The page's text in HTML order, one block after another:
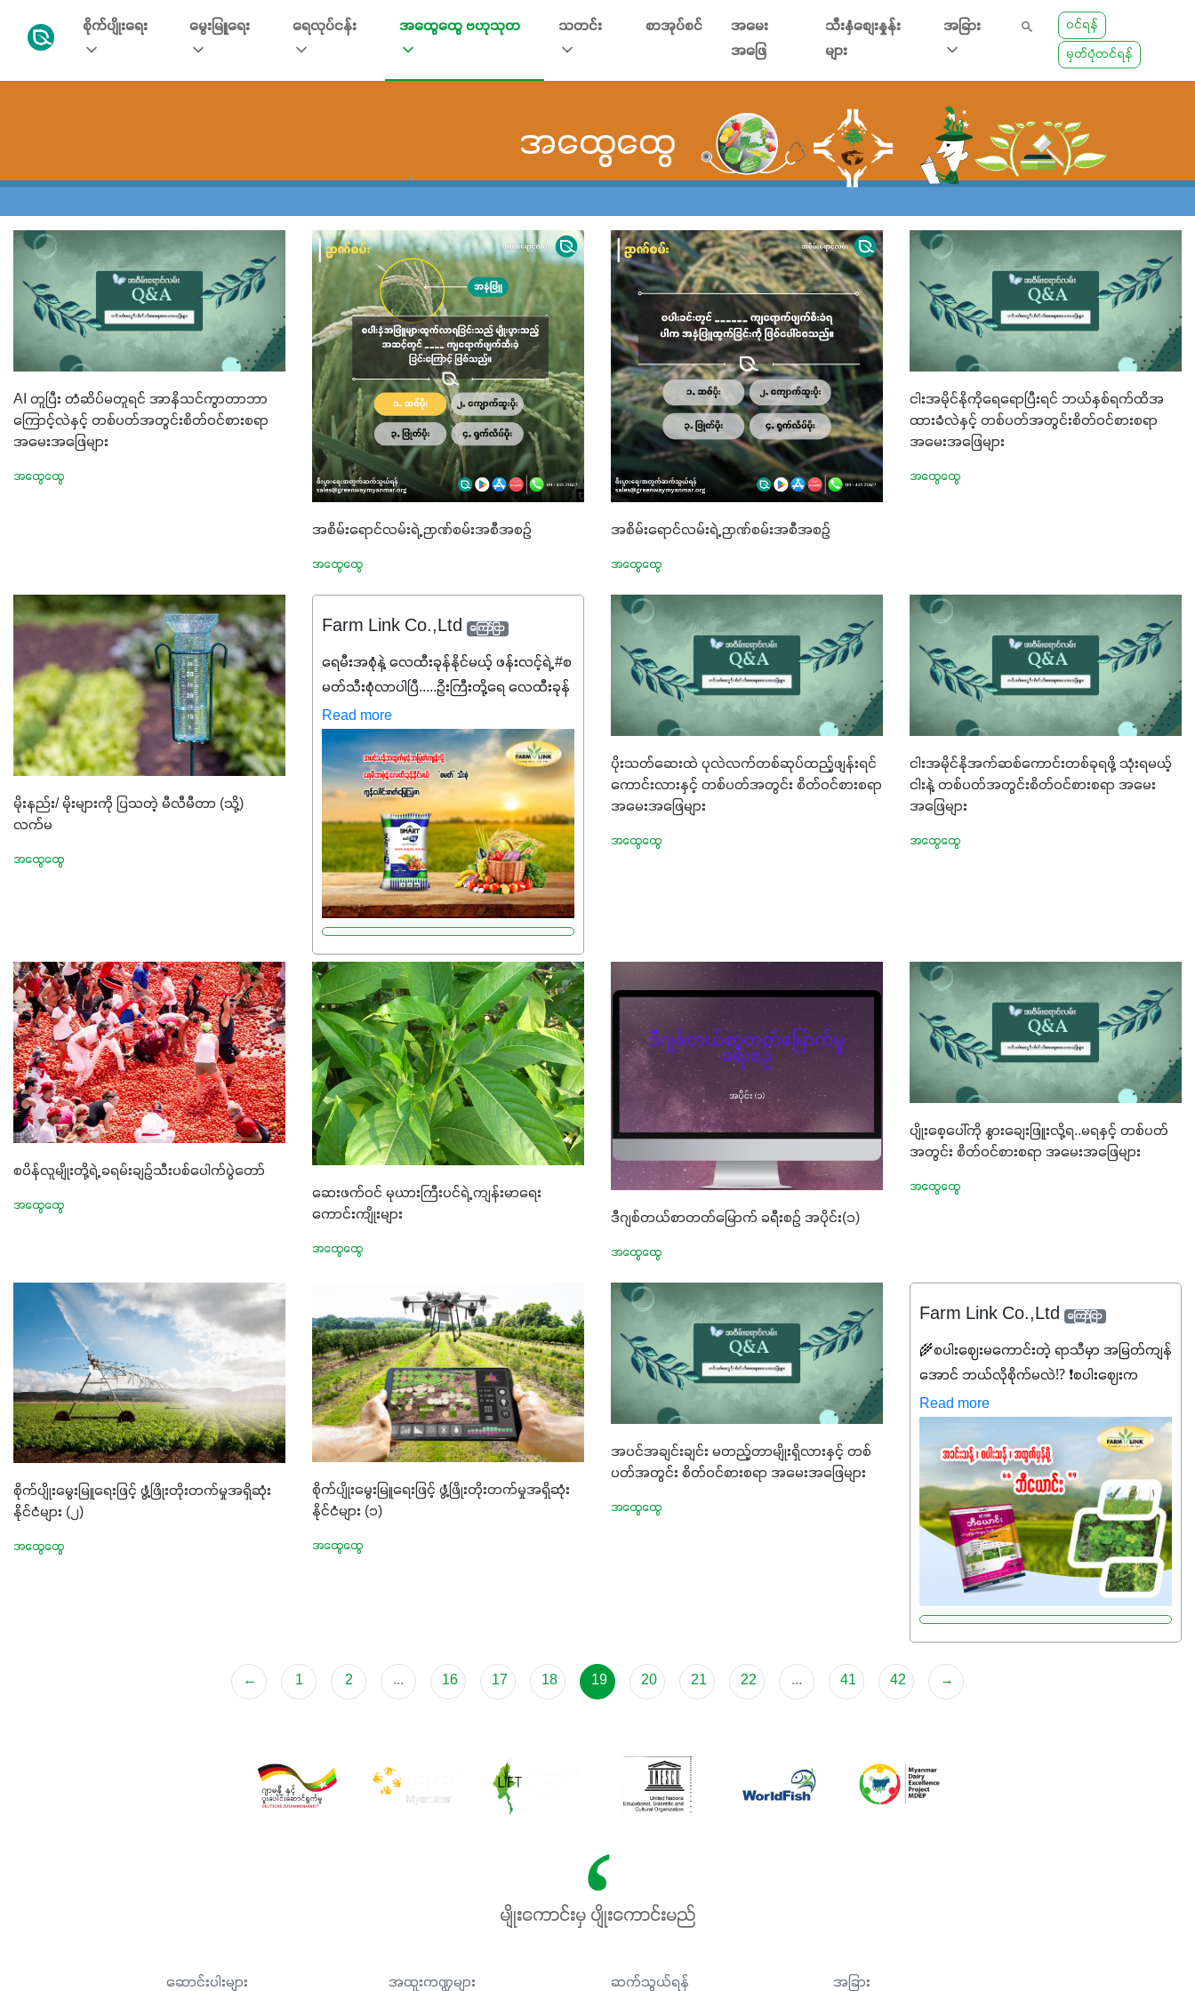
စိုက်ပျိုးရေး မွေးမြူရေး ရေလုပ်ငန်း အထွေထွေ ဗဟုသုတ သတင်း စာအုပ်စင်
အမေး
အဖြေ
သီးနှံစျေးနှုန်း
များ
အခြား
ဝင်ရန်
မှတ်ပုံတင်ရန်
အထွေထွေ
AI တူပြီး တံဆိပ်မတူရင် အာနိသင်ကွာတာဘာ
ကြောင့်လဲနှင့် တစ်ပတ်အတွင်းစိတ်ဝင်စားစရာ
အမေးအဖြေများ
အထွေထွေ
အစိမ်းရောင်လမ်းရဲ့ ဉာဏ်စမ်းအစီအစဉ်
အထွေထွေ
အစိမ်းရောင်လမ်းရဲ့ ဉာဏ်စမ်းအစီအစဉ်
အထွေထွေ
ငါးအမိုင်နိုကိုရေရောပြီးရင် ဘယ်နှစ်ရက်ထိအ
ထားခံလဲနှင့် တစ်ပတ်အတွင်းစိတ်ဝင်စားစရာ
အမေးအဖြေများ
အထွေထွေ
မိုးနည်း/ မိုးများကို ပြသတဲ့ မီလီမီတာ (သို့)
လက်မ
အထွေထွေ
Farm Link Co.,Ltd ကြော်ငြာ
ရေမီးအစုံနဲ့ လေထီးခုန်နိုင်မယ့် ဖန်းလင့်ရဲ့ #စ
မတ်သီးစုံလာပါပြီ.....ဦးကြီးတို့ရေ ‌လေထီးခုန်
ချင်ပေမယ့် စမတ်သီးစုံကို မသိသေးရင်တော့
ဒီစာလေးကို ဆက်ဖတ်‌ပေးပါ #စမတ်သီးစုံဆို
တာ အပင်တိုင်းအတွက် အဓိက
အာဟာရNPK (19:7:8)နဲ့ #ဟူးမစ်အက်စစ်
တို့ အချိုးကျ ပေါင်းစပ်ထားတဲ့ ကွန်ပေါင်း
ဓာတ်မြေဩဇာဖြစ်ပါတယ်။ အဓိက
အကျိုးကျေးဇူးတွေအနေနဲ့ကတော့ နိုက်ထရို
ဂျင် 19%ပါဝင်တဲ့အတွက် ကလိုရိုဖီးလ်ဖွဲ့စည်း
မှုကို အားပေးကာ သီးနှံပင်များ၏အရွက်များ
စိမ်းလန်းသန်စွမ်းပြီး အစာချက်လုပ်မှု
အားကောင်းစေပါတယ်။ အပင်၏ပင်ပိုင်းကြီး
ထွားမှုကို တိုးမြင့်စေကာ အပင်သန်၍ အကြီး
မြန်စေပါတယ်။ သင့်တော်တဲ့ Phosphorus
7%ပါဝင်မှုကြောင့် အပင်ရဲ့ အမြစ်ဖွဲ့စည်း
တည်ဆောက်မှုကို ပို၍သန်မာလာအောင်
အားပေးပါတယ်။ ဒါ့အပြင် ပန်းပွင့်ခြင်း၊
အသီးသီးခြင်း၊အစေ့တည်ခြင်းလုပ်ငန်းစဉ်
များကိုလည်း အားပေးပါတယ်။ လုံလောက်တဲ့
Potassium 8%က အပင်ရဲ့ ရောဂါဒဏ်၊
ရာသီဥတုဒဏ်ခံနိုင်ရည်ရှိမှုကို မြင့်တက်စေပြီး
အသီးအရည်အသွေး၊ အရွယ်အစားနဲ့
တဲ့အာဟာရဓာတ်ဖြစ်ပါတယ်။ ဟူးမစ်အက်စစ်
စုပ်ယူမှုကောင်းမွန်လာခြင်း၊မြေဆီလွှာ
ဖွဲ့စည်းပုံနှင့်ရေထိန်းနိုင်စွမ်းအားကောင်းလာ
ခြင်းအပါအဝင် အကျိုးကျေးဇူးများစွာကိုရရှိ
စေမှာဖြစ်ပါတယ်။ စပါးအပါအဝင် နှံစားသီးနှံ
များ၊ပဲအမျိုးမျိုး၊ဟင်းသီးဟင်းရွက်နဲ့ ဥယျာဉ်
ခြံသီးနှံအားလုံးမှာ အသုံးပြုနိုင်တယ်ဆိုတော့
တစ်မျိုးတည်းနဲ့ အားလုံးပါဖက်(perfect)မယ့်
စမတ်သီးစုံနော် အရွေးမမှားတာသေချာပြီမ
လို့ အတွေးမများဘဲ သီးနှံတိုင်းကြီးထွား
စို့....
Read more
ပိုးသတ်ဆေးထဲ ပုလဲလက်တစ်ဆုပ်ထည့်ဖျန်းရင်
ကောင်းလားနှင့် တစ်ပတ်အတွင်း စိတ်ဝင်စားစရာ
အမေးအဖြေများ
အထွေထွေ
ငါးအမိုင်နိုအက်ဆစ်ကောင်းတစ်ခုရဖို့ သုံးရမယ့်
ငါးနဲ့ တစ်ပတ်အတွင်းစိတ်ဝင်စားစရာ အမေး
အဖြေများ
အထွေထွေ
စပိန်လူမျိုးတို့ရဲ့ ခရမ်းချဉ်သီးပစ်ပေါက်ပွဲတော်
အထွေထွေ
ဆေးဖက်ဝင် မုယားကြီးပင်ရဲ့ ကျန်းမာရေး
ကောင်းကျိုးများ
အထွေထွေ
ဒီဂျစ်တယ်စာတတ်မြောက် ခရီးစဉ် အပိုင်း(၁)
အထွေထွေ
ပျိုးစေ့ပေါ်ကို နွားချေးဖြူးလို့ရ..မရနှင့် တစ်ပတ်
အတွင်း စိတ်ဝင်စားစရာ အမေးအဖြေများ
အထွေထွေ
စိုက်ပျိုးမွေးမြူရေးဖြင့် ဖွံ့ဖြိုးတိုးတက်မှုအရှိဆုံး
နိုင်ငံများ (၂)
အထွေထွေ
စိုက်ပျိုးမွေးမြူရေးဖြင့် ဖွံ့ဖြိုးတိုးတက်မှုအရှိဆုံး
နိုင်ငံများ (၁)
အထွေထွေ
အပင်အချင်းချင်း မတည့်တာမျိုးရှိလားနှင့် တစ်
ပတ်အတွင်း စိတ်ဝင်စားစရာ အမေးအဖြေများ
အထွေထွေ
Farm Link Co.,Ltd ကြော်ငြာ
🌾စပါးဈေးမကောင်းတဲ့ ရာသီမှာ အမြတ်ကျန်
အောင် ဘယ်လိုစိုက်မလဲ⁉️ ❗စပါးဈေးက
လည်းမသေချာ၊ သွင်းအားစုစရိတ်တွေက
လည်း တက်နေတဲ့ဒီလိုအချိန်မှာ သွင်းအားစု
ဖိုးကို လျှော့ချပြီး အထွက်နှုန်းကို ထိန်းထား
နိုင်မှ ဦးကြီးတို့ အဆင်ပြေမှာနော် ✔️ဒါ
ကြောင့် ကိုယ်သုံးသမျှ ကိုယ့်အတွက်အကျိုးရ
စေမယ့် အရည်အသွေးစိတ်ချရတဲ့ သွင်းအား
စုပစ္စည်းတွေကိုပဲ ရွေးချယ်သုံးသင့်ပါတယ်။
Read more
← 1 2 ... 16 17 18 19 20 21 22 ... 41 42 →
မျိုးကောင်းမှ ပျိုးကောင်းမည်
ဆောင်းပါးများ အထူးကဏ္ဍများ ဆက်သွယ်ရန် အခြား